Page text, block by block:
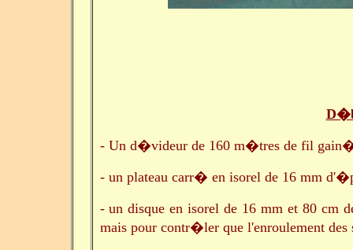
- Un d�videur de 160 m�tres de fil
- un plateau carr� en isorel de 16 mm
- un disque en isorel de 16 mm et 80 cm
mais pour contr�ler que l'enroulement des